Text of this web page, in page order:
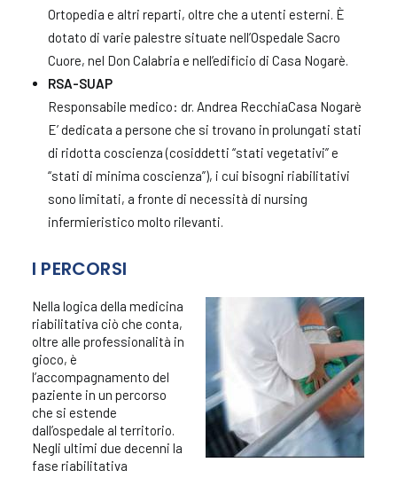
Ortopedia e altri reparti, oltre che a utenti esterni. È
dotato di varie palestre situate nell’Ospedale Sacro
Cuore, nel Don Calabria e nell’edificio di Casa Nogarè.
RSA-SUAP
Responsabile medico: dr. Andrea RecchiaCasa Nogarè
E’ dedicata a persone che si trovano in prolungati stati
di ridotta coscienza (cosiddetti “stati vegetativi” e
“stati di minima coscienza”), i cui bisogni riabilitativi
sono limitati, a fronte di necessità di nursing
infermieristico molto rilevanti.
I PERCORSI
Nella logica della medicina
riabilitativa ciò che conta,
oltre alle professionalità in
gioco, è
l’accompagnamento del
paziente in un percorso
che si estende
dall’ospedale al territorio.
Negli ultimi due decenni la
fase riabilitativa